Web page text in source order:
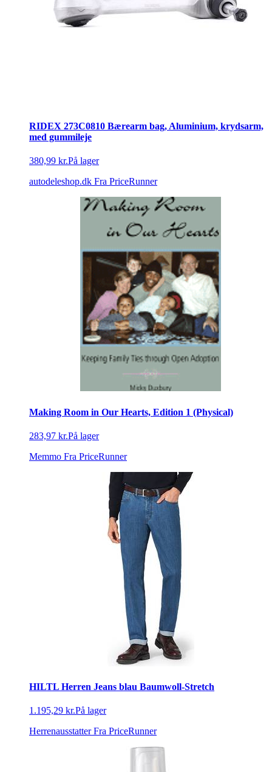
RIDEX 273C0810 Bærearm bag, Aluminium, krydsarm,
med gummileje
380,99 kr.På lager
autodeleshop.dk Fra PriceRunner
Making Room in Our Hearts, Edition 1 (Physical)
283,97 kr.På lager
Memmo Fra PriceRunner
HILTL Herren Jeans blau Baumwoll-Stretch
1.195,29 kr.På lager
Herrenausstatter Fra PriceRunner